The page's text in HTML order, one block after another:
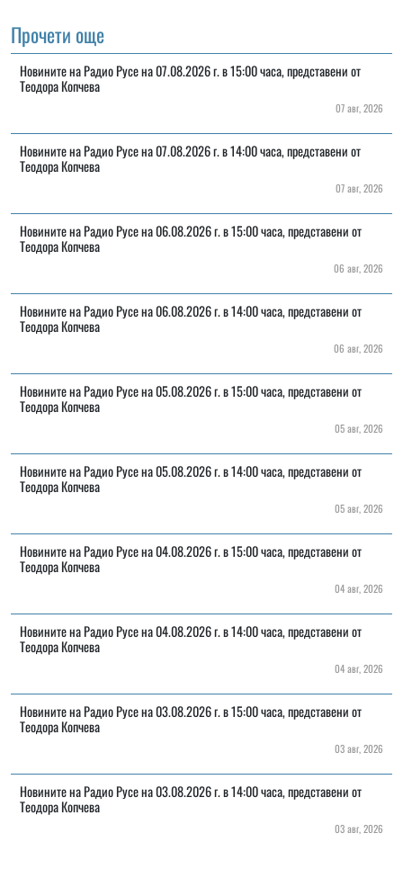
Прочети още
Новините на Радио Русе на 07.08.2026 г. в 15:00 часа, представени от
Теодора Копчева
07 авг, 2026
Новините на Радио Русе на 07.08.2026 г. в 14:00 часа, представени от
Теодора Копчева
07 авг, 2026
Новините на Радио Русе на 06.08.2026 г. в 15:00 часа, представени от
Теодора Копчева
06 авг, 2026
Новините на Радио Русе на 06.08.2026 г. в 14:00 часа, представени от
Теодора Копчева
06 авг, 2026
Новините на Радио Русе на 05.08.2026 г. в 15:00 часа, представени от
Теодора Копчева
05 авг, 2026
Новините на Радио Русе на 05.08.2026 г. в 14:00 часа, представени от
Теодора Копчева
05 авг, 2026
Новините на Радио Русе на 04.08.2026 г. в 15:00 часа, представени от
Теодора Копчева
04 авг, 2026
Новините на Радио Русе на 04.08.2026 г. в 14:00 часа, представени от
Теодора Копчева
04 авг, 2026
Новините на Радио Русе на 03.08.2026 г. в 15:00 часа, представени от
Теодора Копчева
03 авг, 2026
Новините на Радио Русе на 03.08.2026 г. в 14:00 часа, представени от
Теодора Копчева
03 авг, 2026